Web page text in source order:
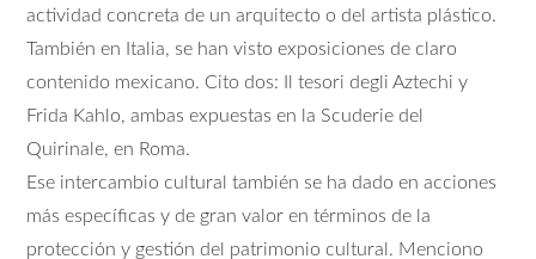
actividad concreta de un arquitecto o del artista plástico.
También en Italia, se han visto exposiciones de claro
contenido mexicano. Cito dos: Il tesori degli Aztechi y
Frida Kahlo, ambas expuestas en la Scuderie del
Quirinale, en Roma.
Ese intercambio cultural también se ha dado en acciones
más específicas y de gran valor en términos de la
protección y gestión del patrimonio cultural. Menciono